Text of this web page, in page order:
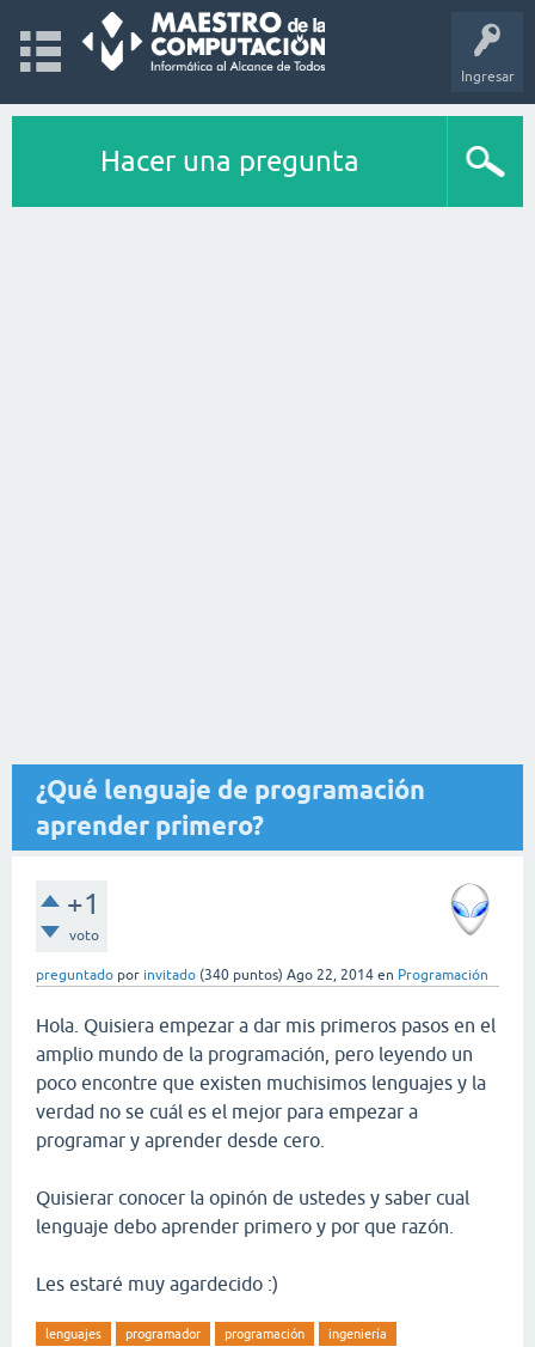
Ingresar
Hacer una pregunta
¿Qué lenguaje de programación
aprender primero?
+1
voto
preguntado por invitado (340 puntos) Ago 22, 2014 en Programación
Hola. Quisiera empezar a dar mis primeros pasos en el
amplio mundo de la programación, pero leyendo un
poco encontre que existen muchisimos lenguajes y la
verdad no se cuál es el mejor para empezar a
programar y aprender desde cero.
Quisierar conocer la opinón de ustedes y saber cual
lenguaje debo aprender primero y por que razón.
Les estaré muy agardecido :)
lenguajes programador programación ingeniería